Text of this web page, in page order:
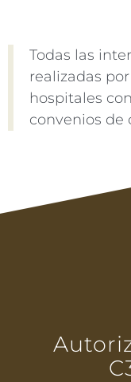
Todas las
realizadas
hospitales
convenios de